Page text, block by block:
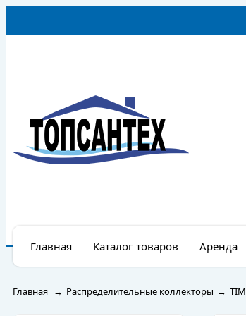
Главная Каталог товаров Аренда
Главная → Распределительные коллекторы → TIM